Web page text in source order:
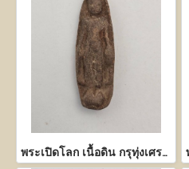
พระเปิดโลก เนื้อดิน กรุทุ่งเศรษฐี กำแพงเพชร